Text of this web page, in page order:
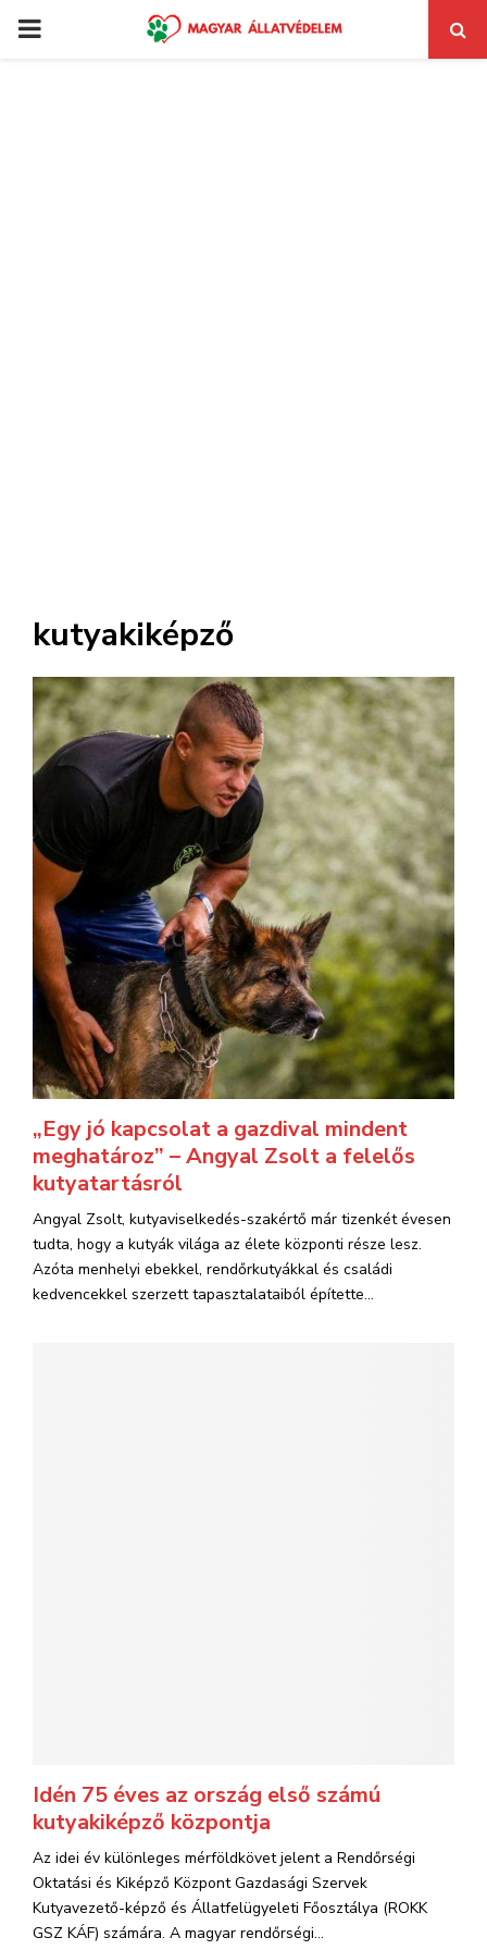
PRIMARY
kutyakiképző
„Egy jó kapcsolat a gazdival mindent
meghatároz” – Angyal Zsolt a felelős
kutyatartásról
Angyal Zsolt, kutyaviselkedés-szakértő már tizenkét évesen
tudta, hogy a kutyák világa az élete központi része lesz.
Azóta menhelyi ebekkel, rendőrkutyákkal és családi
kedvencekkel szerzett tapasztalataiból építette...
Idén 75 éves az ország első számú
kutyakiképző központja
Az idei év különleges mérföldkövet jelent a Rendőrségi
Oktatási és Kiképző Központ Gazdasági Szervek
Kutyavezető-képző és Állatfelügyeleti Főosztálya (ROKK
GSZ KÁF) számára. A magyar rendőrségi...